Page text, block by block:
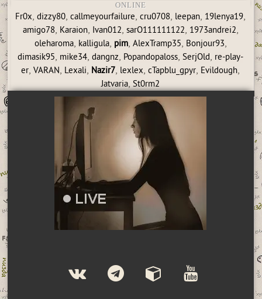
ONLINE
Fr0x,dizzy80,callmeyourfailure,cru0708, leepan, 19lenya19,
amigo78, Karaion, Ivan012, sarO111111122, 1973andrei2,
oleharoma, kalligula, pim, AlexTramp35, Bonjour93,
dimasik95, mike34,dangnz, Popandopaloss,SerjOld, re-play-
er,VARAN, Lexali, Nazir7, lexlex,cTapblu_gpyr, Evildough,
Jatvaria,St0rm2